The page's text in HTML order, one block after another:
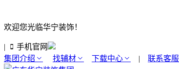
欢迎您光临华宁装饰！
|
手机官网
集团介绍
找辅材 下载中心 | 联系客服